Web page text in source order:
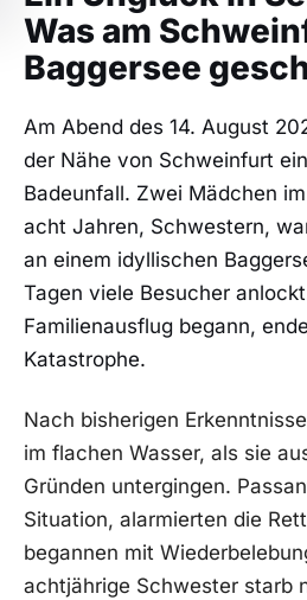
Was am
Baggersee
Am Abend des 14. August
der Nähe von Schweinfurt
Badeunfall. Zwei Mädchen
acht Jahren, Schwestern,
an einem idyllischen
Tagen viele Besucher
Familienausflug begann,
Katastrophe.
Nach bisherigen
im flachen Wasser, als sie
Gründen untergingen.
Situation, alarmierten die
begannen mit
achtjährige Schwester starb